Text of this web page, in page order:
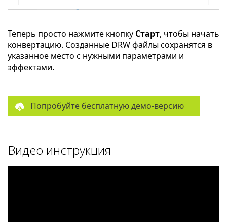
Теперь просто нажмите кнопку Старт, чтобы начать
конвертацию. Созданные DRW файлы сохранятся в
указанное место с нужными параметрами и
эффектами.
Попробуйте бесплатную демо-версию
Видео инструкция